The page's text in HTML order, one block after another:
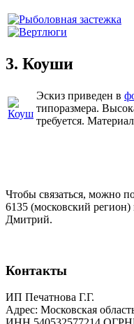
3. Коуши
Эскиз приведен в
типоразмера.
требуется.
Чтобы связаться, можно
6135 (московский
Дмитрий.
Контакты
ИП Печатнова Г.Г.
Адрес: Московская